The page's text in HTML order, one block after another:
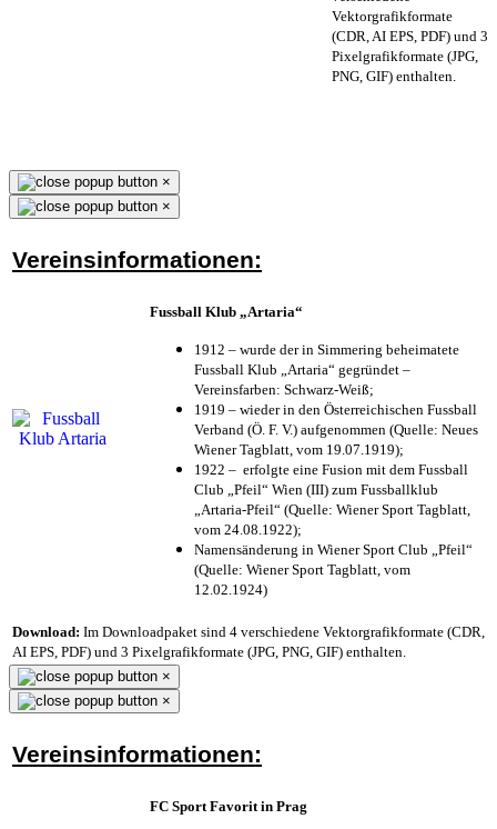
Vektorgrafikformate
(CDR, AI EPS, PDF) und 3
Pixelgrafikformate (JPG,
PNG, GIF) enthalten.
×
×
Vereinsinformationen:
Fussball Klub „Artaria“
1912 – wurde der in Simmering beheimatete
Fussball Klub „Artaria“ gegründet –
Vereinsfarben: Schwarz-Weiß;
1919 – wieder in den Österreichischen Fussball
Verband (Ö. F. V.) aufgenommen (Quelle: Neues
Wiener Tagblatt, vom 19.07.1919);
1922 – erfolgte eine Fusion mit dem Fussball
Club „Pfeil“ Wien (III) zum Fussballklub
„Artaria-Pfeil“ (Quelle: Wiener Sport Tagblatt,
vom 24.08.1922);
Namensänderung in Wiener Sport Club „Pfeil“
(Quelle: Wiener Sport Tagblatt, vom
12.02.1924)
Download: Im Downloadpaket sind 4 verschiedene Vektorgrafikformate (CDR,
AI EPS, PDF) und 3 Pixelgrafikformate (JPG, PNG, GIF) enthalten.
×
×
Vereinsinformationen:
FC Sport Favorit in Prag